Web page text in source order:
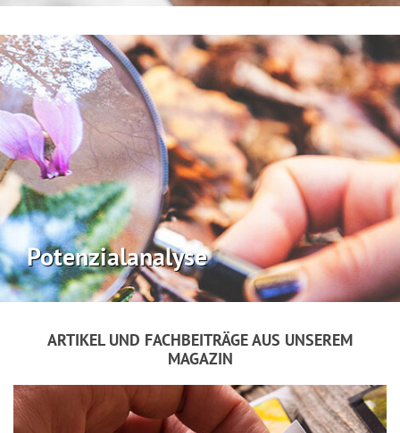
Potenzialanalyse
ARTIKEL UND FACHBEITRÄGE AUS UNSEREM
MAGAZIN